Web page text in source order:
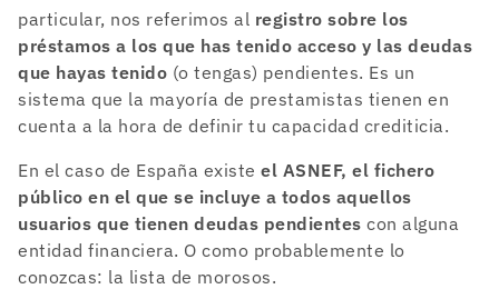
particular, nos referimos al registro sobre los
préstamos a los que has tenido acceso y las deudas
que hayas tenido (o tengas) pendientes. Es un
sistema que la mayoría de prestamistas tienen en
cuenta a la hora de definir tu capacidad crediticia.
En el caso de España existe el ASNEF, el fichero
público en el que se incluye a todos aquellos
usuarios que tienen deudas pendientes con alguna
entidad financiera. O como probablemente lo
conozcas: la lista de morosos.